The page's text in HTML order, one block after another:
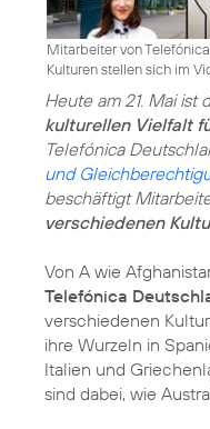
Mitarbeiter von
Kulturen stellen sich im
Heute am 21. Mai ist
kulturellen Vielfalt
Telefónica
und
beschäftigt
verschiedenen
Von A wie
Telefónica
verschiedenen
ihre Wurzeln in
Italien und
sind dabei, wie